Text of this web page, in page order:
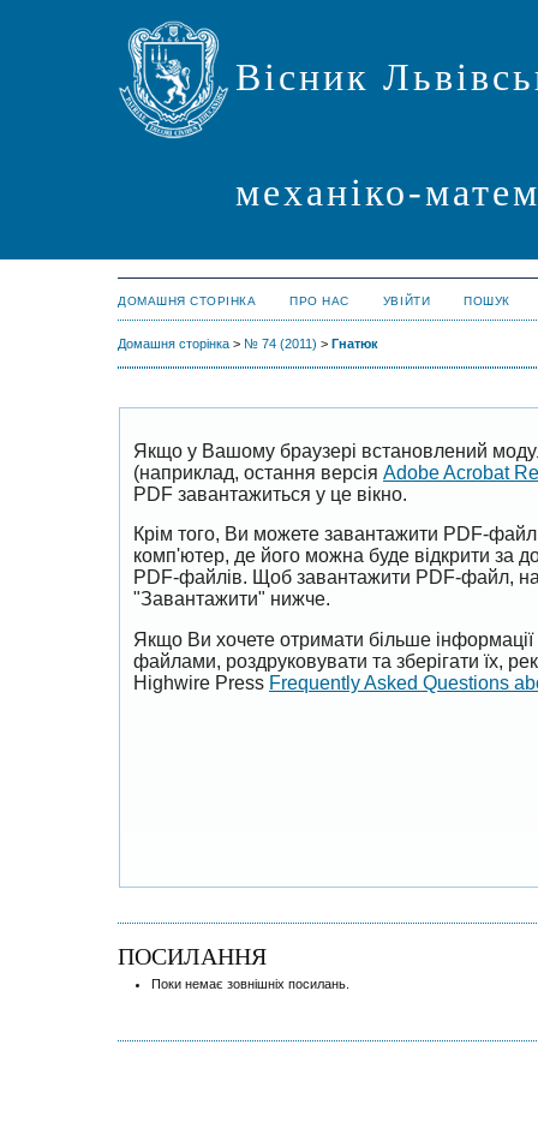
Вісник
механіко-
ДОМАШНЯ СТОРІНКА ПРО НАС УВІЙТИ ПОШУК
Домашня сторінка > № 74 (2011) > Гнатюк
Якщо у Вашому браузері встановлений
(наприклад, остання версія Adobe Acrobat
PDF завантажиться у це вікно.
Крім того, Ви можете завантажити PDF-
комп'ютер, де його можна буде відкрити за
PDF-файлів. Щоб завантажити PDF-файл,
"Завантажити" нижче.
Якщо Ви хочете отримати більше
файлами, роздруковувати та зберігати їх,
Highwire Press Frequently Asked Questions
ПОСИЛАННЯ
Поки немає зовнішніх посилань.